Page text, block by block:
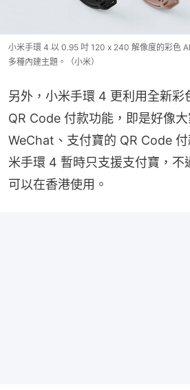
小米手環 4 以 0.95 吋 120 x 240 解像度的彩色
多種內建主題。（小米）
另外，小米手環 4 更利用全新彩
QR Code 付款功能，即是好像
WeChat、支付寶的 QR Code
米手環 4 暫時只支援支付寶，不
可以在香港使用。